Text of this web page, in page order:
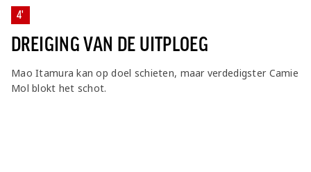
4'
DREIGING VAN DE UITPLOEG
Mao Itamura kan op doel schieten, maar verdedigster Camie
Mol blokt het schot.